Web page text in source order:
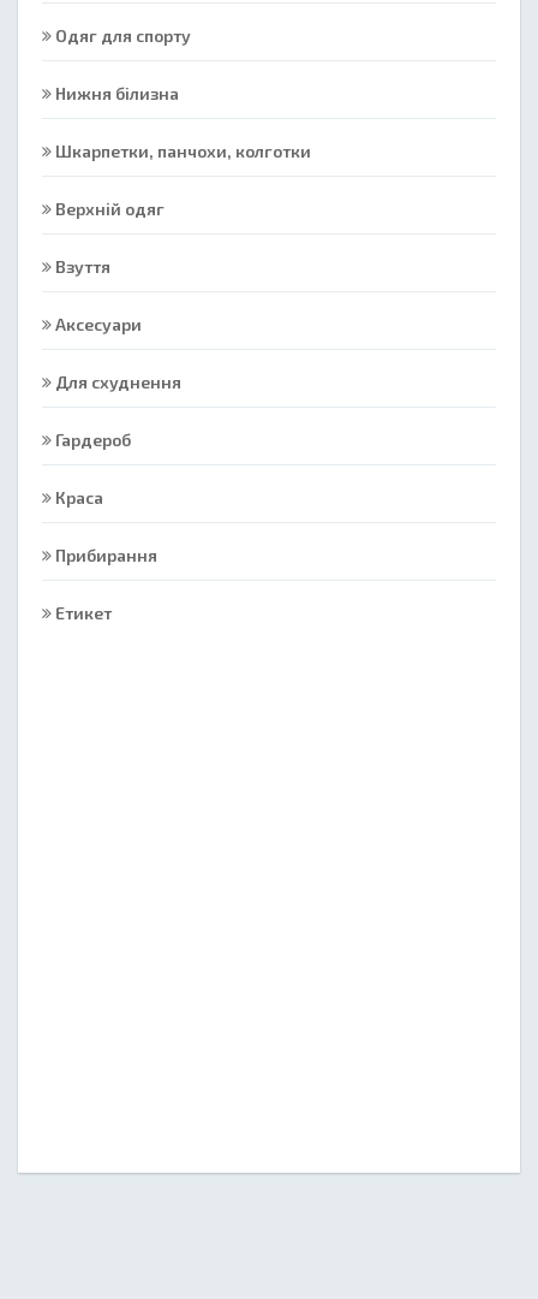
Одяг для спорту
Нижня білизна
Шкарпетки, панчохи, колготки
Верхній одяг
Взуття
Аксесуари
Для схуднення
Гардероб
Краса
Прибирання
Етикет